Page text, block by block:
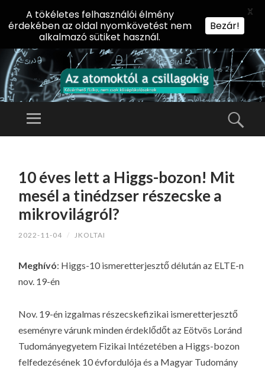
AZ
KT
Ó
IL
O
KI
G
Előadássorozat
Természettudományi
Kar Fizikai
Menü
TARTALOMHOZ
10 éves lett a Higgs-bozon! Mit
mesél a tinédzser részecske a
mikrovilágról?
2022-11-04 / JKOLTAI
Meghívó: Higgs-10 ismeretterjesztő délután az ELTE-n
nov. 19-én
Nov. 19-én izgalmas részecskefizikai ismeretterjesztő
eseményre várunk minden érdeklődőt az Eötvös Loránd
Tudományegyetem Fizikai Intézetében a Higgs-bozon
felfedezésének 10 évfordulója és a Magyar Tudomány
A tökéletes felhasználói élmény
érdekében az oldal nyomkövetést nem
alkalmazó sütiket használ.
Bezár!
X